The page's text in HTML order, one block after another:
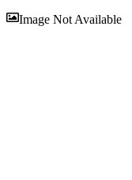
Image Not Available